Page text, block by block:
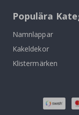
Populära
Namnlappar
Kakeldekor
Klistermärken